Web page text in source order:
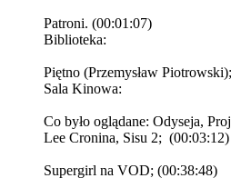
Patroni. (00:01:07)
Biblioteka:
Piętno (Przemysław
Sala Kinowa:
Co było oglądane: Odyseja,
Lee Cronina, Sisu 2; (00:03:12)
Supergirl na VOD; (00:38:48)